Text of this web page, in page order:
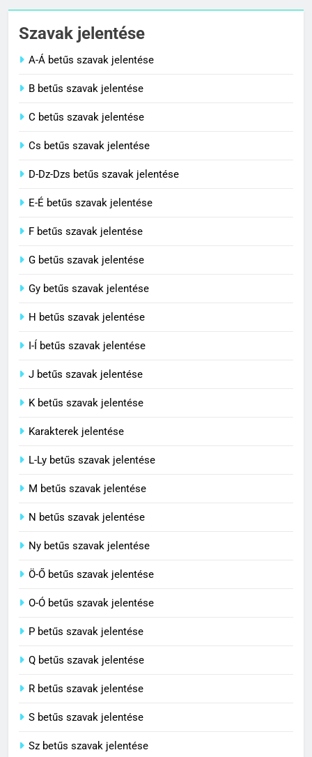
Cigánykerék jelentése
C BETŰS SZAVAK JELENTÉSE
C BETŰS SZAVAK JELENTÉSE
3
Civilizáció jelentése
4
Contemporary jelentése
5
Célkitűzés jelentése
C BETŰS SZAVAK JELENTÉSE
C BETŰS SZAVAK JELENTÉSE
8
Centenárium jelentése
Szavak jelentése
A-Á betűs szavak jelentése
B betűs szavak jelentése
C betűs szavak jelentése
Cs betűs szavak jelentése
D-Dz-Dzs betűs szavak jelentése
E-É betűs szavak jelentése
F betűs szavak jelentése
G betűs szavak jelentése
Gy betűs szavak jelentése
H betűs szavak jelentése
I-Í betűs szavak jelentése
J betűs szavak jelentése
K betűs szavak jelentése
Karakterek jelentése
L-Ly betűs szavak jelentése
M betűs szavak jelentése
N betűs szavak jelentése
Ny betűs szavak jelentése
Ö-Ő betűs szavak jelentése
O-Ó betűs szavak jelentése
P betűs szavak jelentése
Q betűs szavak jelentése
R betűs szavak jelentése
S betűs szavak jelentése
Sz betűs szavak jelentése